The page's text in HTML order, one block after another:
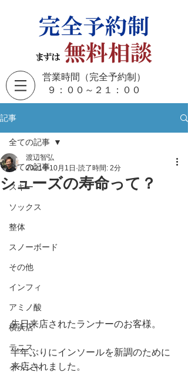
営業時間（完全予約制）
​９：００～２１：００
記事
全ての記事
スキー
ソックス
整体
スノーボード
その他
インフィ
アミノ酸
横浜店
テニス
イベント
全ての記事
シューズの寿命って？
渡辺智弘
2021年10月1日 読了時間: 2分
先日来店されたランナーのお客様。
半年ぶりにインソールを新調のために
来店されました。